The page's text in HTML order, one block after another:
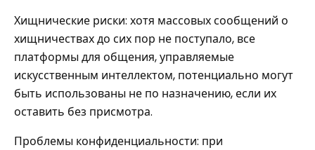
Хищнические риски: хотя массовых сообщений о
хищничествах до сих пор не поступало, все
платформы для общения, управляемые
искусственным интеллектом, потенциально могут
быть использованы не по назначению, если их
оставить без присмотра.
Проблемы конфиденциальности: при